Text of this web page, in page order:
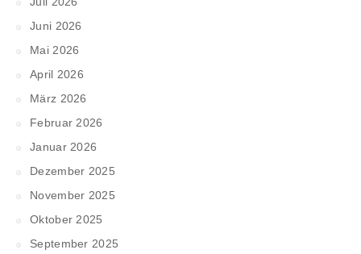
Juni 2026
Mai 2026
April 2026
März 2026
Februar 2026
Januar 2026
Dezember 2025
November 2025
Oktober 2025
September 2025